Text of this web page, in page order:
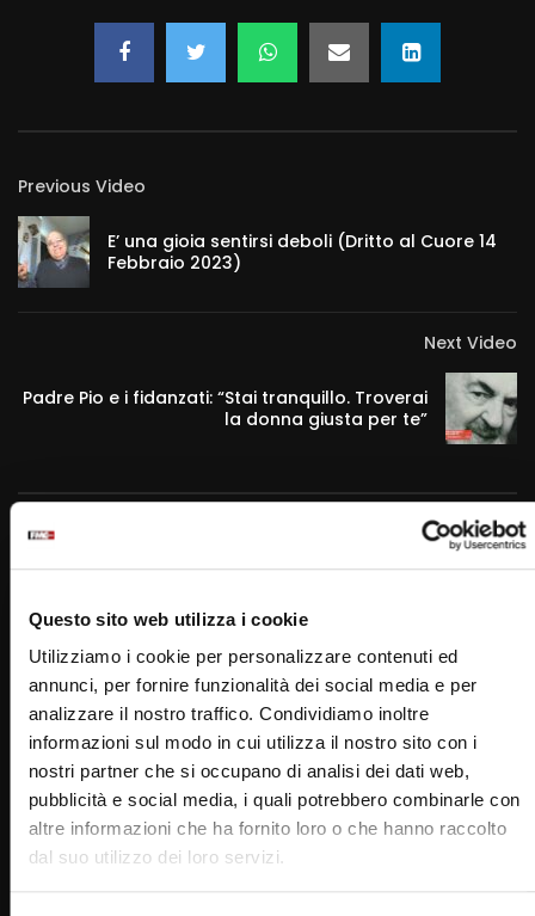
Questo sito web utilizza i cookie
Utilizziamo i cookie per personalizzare contenuti ed
annunci, per fornire funzionalità dei social media e per
analizzare il nostro traffico. Condividiamo inoltre
informazioni sul modo in cui utilizza il nostro sito con i
nostri partner che si occupano di analisi dei dati web,
pubblicità e social media, i quali potrebbero combinarle con
altre informazioni che ha fornito loro o che hanno raccolto
dal suo utilizzo dei loro servizi.
Previous Video
E’ una gioia sentirsi deboli (Dritto al Cuore 14
Febbraio 2023)
Next Video
Padre Pio e i fidanzati: “Stai tranquillo. Troverai
la donna giusta per te”
RELATED VIDEOS
04:41